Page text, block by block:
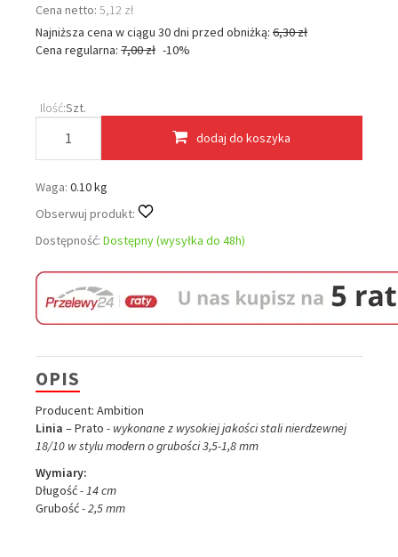
Cena netto: 5,12 zł
Najniższa cena w ciągu 30 dni przed obniżką: 6,30 zł
Cena regularna: 7,00 zł -10%
Ilość:Szt.
dodaj do koszyka
Waga: 0.10 kg
Obserwuj produkt:
Dostępność: Dostępny (wysyłka do 48h)
OPIS
Producent: Ambition
Linia – Prato - wykonane z wysokiej jakości stali nierdzewnej
18/10 w stylu modern o grubości 3,5-1,8 mm
Wymiary:
Długość- 14 cm
Grubość- 2,5 mm